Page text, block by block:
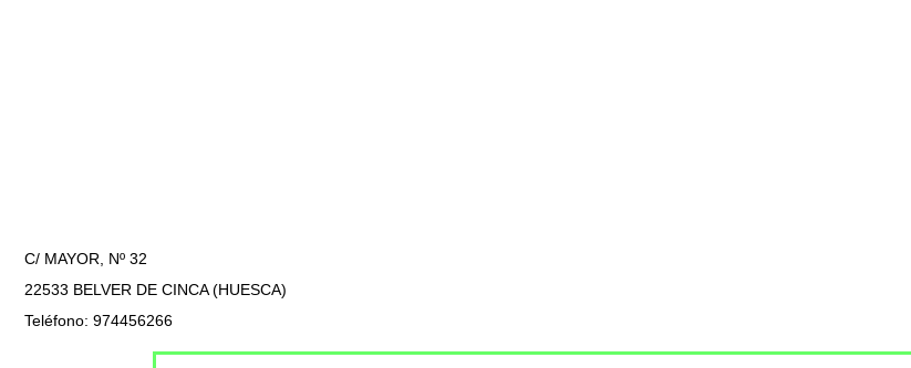
C/ MAYOR, Nº 32
22533 BELVER DE CINCA (HUESCA)
Teléfono: 974456266